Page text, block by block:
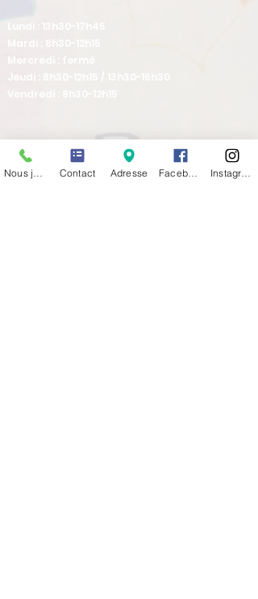
Mercredi : fermé
Jeudi : 8h30-12h15 / 13h30-16h30
Venez nous rencontrer
Contact Adresse